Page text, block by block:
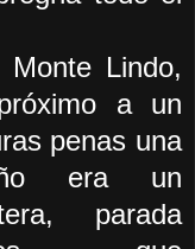
Lindo,
a un
penas una
era un
parada